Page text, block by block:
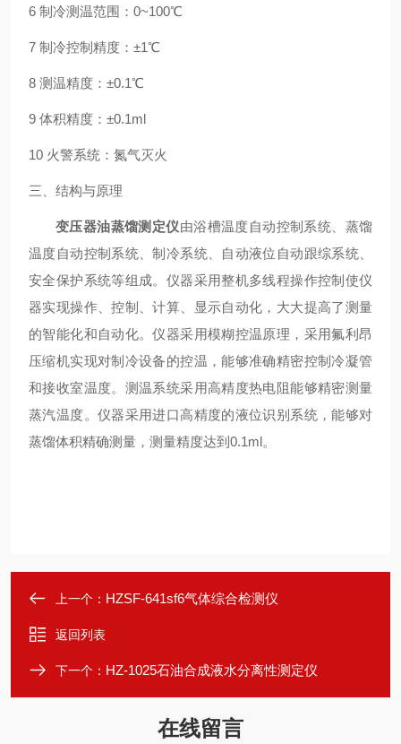
6 制冷测温范围：0~100℃
7 制冷控制精度：±1℃
8 测温精度：±0.1℃
9 体积精度：±0.1ml
10 火警系统：氮气灭火
三、结构与原理
变压器油蒸馏测定仪由浴槽温度自动控制系统、蒸馏
温度自动控制系统、制冷系统、自动液位自动跟综系统、
安全保护系统等组成。仪器采用整机多线程操作控制使仪
器实现操作、控制、计算、显示自动化，大大提高了测量
的智能化和自动化。仪器采用模糊控温原理，采用氟利昂
压缩机实现对制冷设备的控温，能够准确精密控制冷凝管
和接收室温度。测温系统采用高精度热电阻能够精密测量
蒸汽温度。仪器采用进口高精度的液位识别系统，能够对
蒸馏体积精确测量，测量精度达到0.1ml。
上一个： HZSF-641sf6气体综合检测仪
返回列表
下一个： HZ-1025石油合成液水分离性测定仪
在线留言